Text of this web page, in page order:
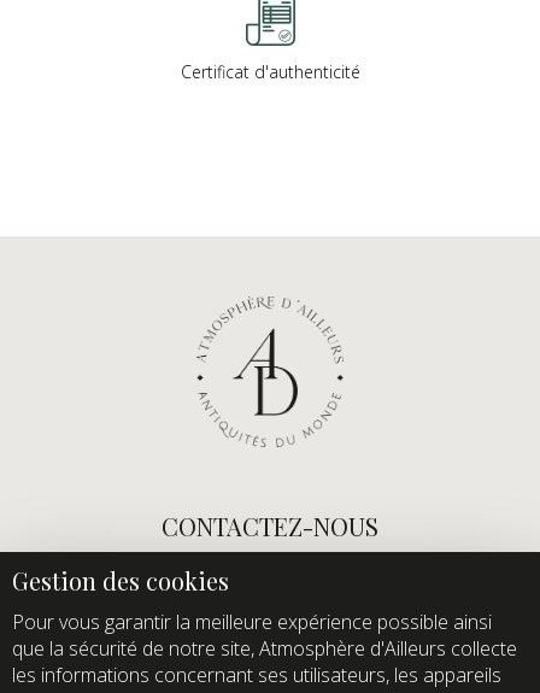
Certificat d'authenticité
CONTACTEZ-NOUS
info@atmospheredailleurs.com
Tel :
+33 (0)1 60 12 68 26
Domaine de Quincampoix
Route de Roussigny
Pour vous garantir la meilleure expérience possible ainsi
que la sécurité de notre site, Atmosphère d'Ailleurs collecte
les informations concernant ses utilisateurs, les appareils